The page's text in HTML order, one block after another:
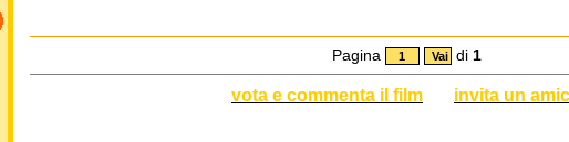
Pagina di 1
vota e commenta il film invita un